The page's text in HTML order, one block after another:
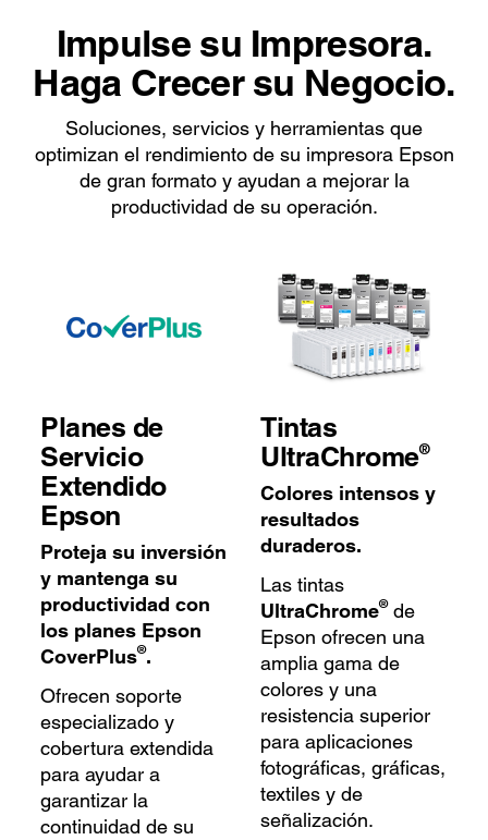
Impulse su Impresora.
Haga Crecer su Negocio.
Soluciones, servicios y herramientas que
optimizan el rendimiento de su impresora Epson
de gran formato y ayudan a mejorar la
productividad de su operación.
Planes de
Servicio
Extendido
Epson
Proteja su inversión
y mantenga su
productividad con
los planes Epson
CoverPlus®.
Ofrecen soporte
especializado y
cobertura extendida
para ayudar a
garantizar la
continuidad de su
Tintas
UltraChrome®
Colores intensos y
resultados
duraderos.
Las tintas
UltraChrome®de
Epson ofrecen una
amplia gama de
colores y una
resistencia superior
para aplicaciones
fotográficas, gráficas,
textiles y de
señalización.